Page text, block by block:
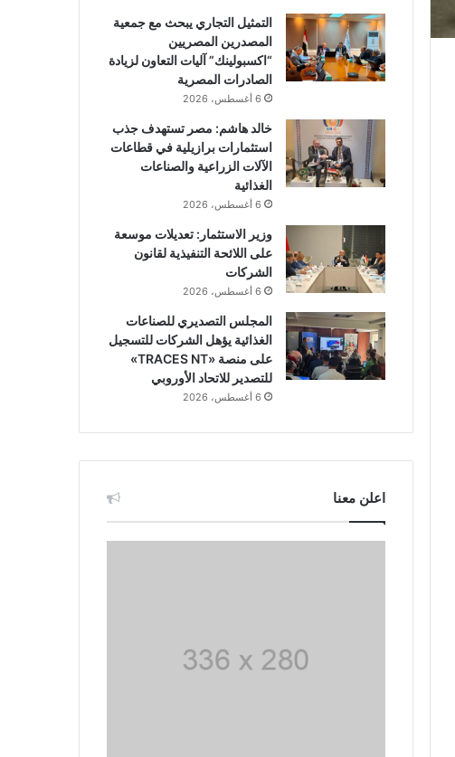
التمثيل التجاري يبحث مع جمعية
المصدرين المصريين
“اكسبولينك” آليات التعاون لزيادة
الصادرات المصرية
6 أغسطس، 2026
خالد هاشم: مصر تستهدف جذب
استثمارات برازيلية في قطاعات
الآلات الزراعية والصناعات
الغذائية
6 أغسطس، 2026
وزير الاستثمار: تعديلات موسعة
على اللائحة التنفيذية لقانون
الشركات
6 أغسطس، 2026
المجلس التصديري للصناعات
الغذائية يؤهل الشركات للتسجيل
على منصة «TRACES NT»
للتصدير للاتحاد الأوروبي
6 أغسطس، 2026
اعلن معنا